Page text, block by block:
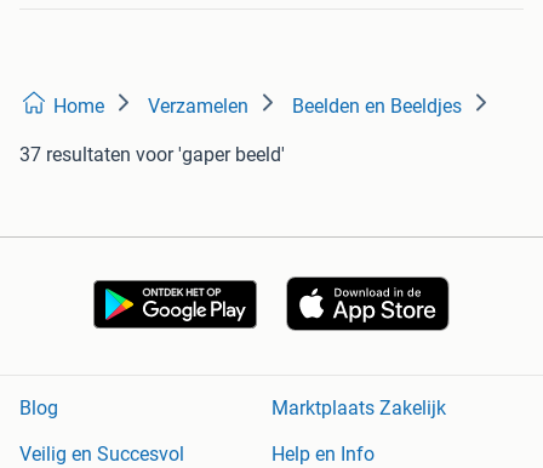
Home Verzamelen Beelden en Beeldjes
37 resultaten voor 'gaper beeld'
Blog
Marktplaats Zakelijk
Veilig en Succesvol
Help en Info